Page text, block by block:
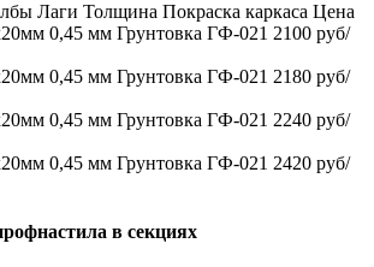
Лаги Толщина Покраска каркаса Цена
0,45 мм Грунтовка ГФ-021 2100 руб/
0,45 мм Грунтовка ГФ-021 2180 руб/
0,45 мм Грунтовка ГФ-021 2240 руб/
0,45 мм Грунтовка ГФ-021 2420 руб/
в секциях